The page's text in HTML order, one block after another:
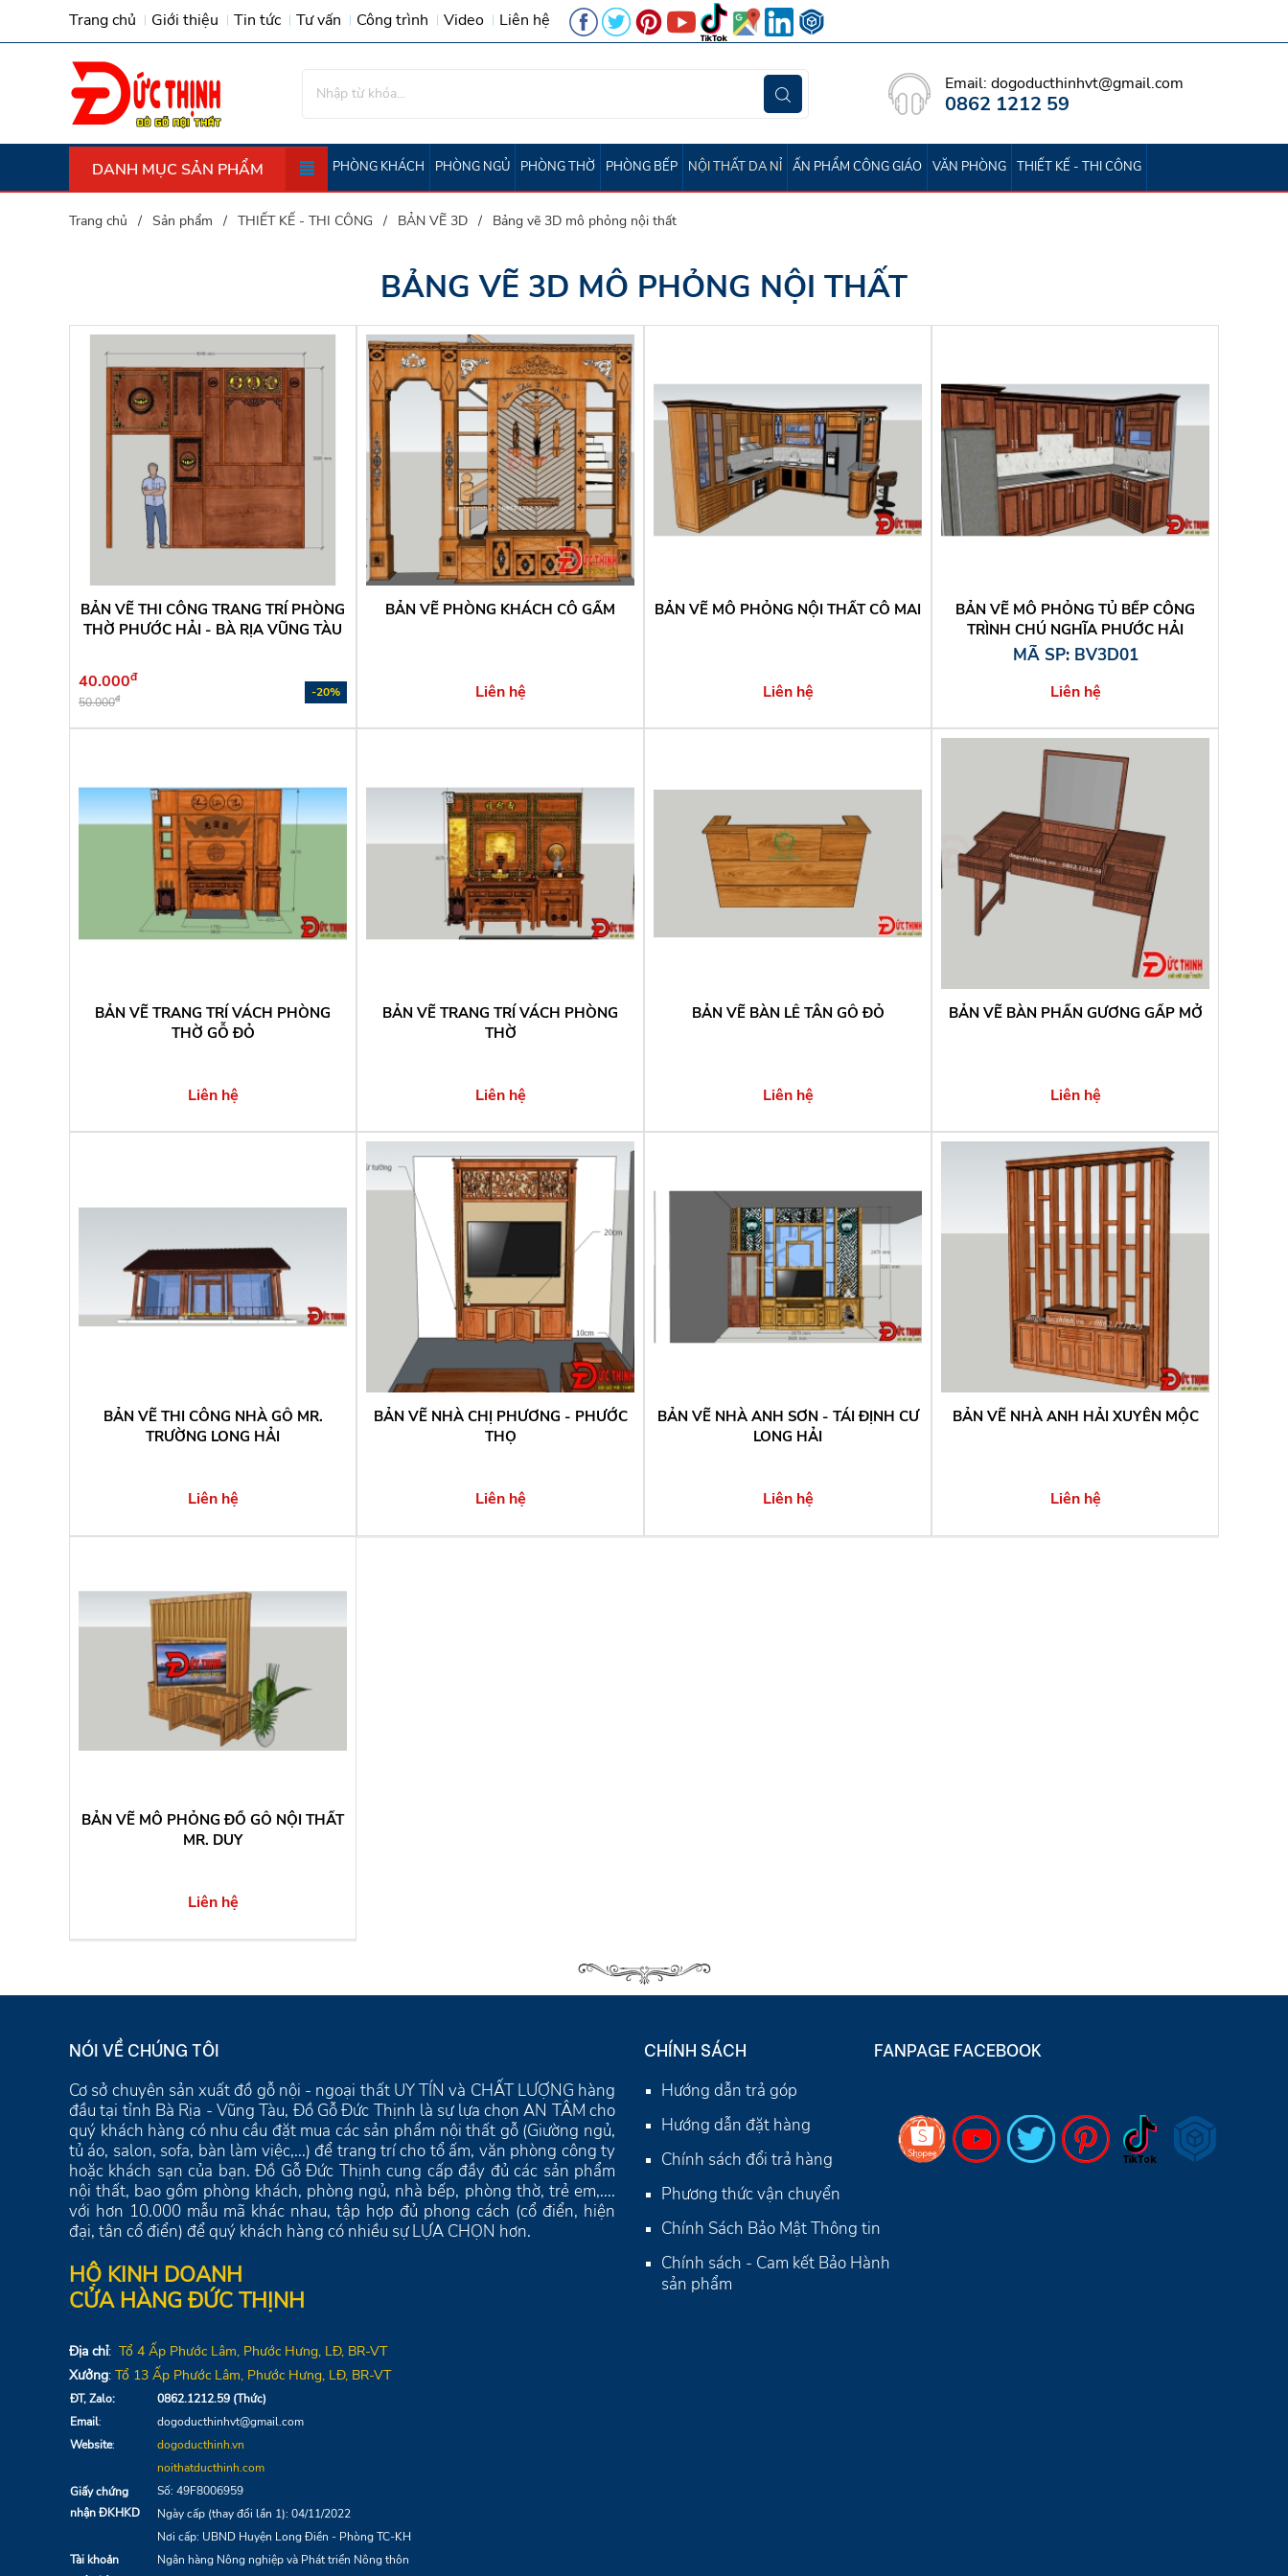
Trang chủ Giới thiệu Tin tức Tư vấn Công trình Video Liên hệ
Email: dogoducthinhvt@gmail.com
0862 1212 59
DANH MỤC SẢN PHẨM PHÒNG KHÁCH PHÒNG NGỦ PHÒNG THỜ PHÒNG BẾP NỘI THẤT DA NỈ ẤN PHẨM CÔNG GIÁO VĂN PHÒNG THIẾT KẾ - THI CÔNG
Trang chủ Sản phẩm THIẾT KẾ - THI CÔNG BẢN VẼ 3D Bảng vẽ 3D mô phỏng nội thất
BẢNG VẼ 3D MÔ PHỎNG NỘI THẤT
BẢN VẼ THI CÔNG TRANG TRÍ PHÒNG
THỜ PHƯỚC HẢI - BÀ RỊA VŨNG TÀU
40.000đ
50.000đ -20%
BẢN VẼ PHÒNG KHÁCH CÔ GẤM
Liên hệ
BẢN VẼ MÔ PHỎNG NỘI THẤT CÔ MAI
Liên hệ
BẢN VẼ MÔ PHỎNG TỦ BẾP CÔNG
TRÌNH CHÚ NGHĨA PHƯỚC HẢI
MÃ SP: BV3D01
Liên hệ
BẢN VẼ TRANG TRÍ VÁCH PHÒNG
THỜ GỖ ĐỎ
Liên hệ
BẢN VẼ TRANG TRÍ VÁCH PHÒNG
THỜ
Liên hệ
BẢN VẼ BÀN LỄ TÂN GỖ ĐỎ
Liên hệ
BẢN VẼ BÀN PHẤN GƯƠNG GẤP MỞ
Liên hệ
BẢN VẼ THI CÔNG NHÀ GỖ MR.
TRƯỜNG LONG HẢI
Liên hệ
BẢN VẼ NHÀ CHỊ PHƯƠNG - PHƯỚC
THỌ
Liên hệ
BẢN VẼ NHÀ ANH SƠN - TÁI ĐỊNH CƯ
LONG HẢI
Liên hệ
BẢN VẼ NHÀ ANH HẢI XUYÊN MỘC
Liên hệ
BẢN VẼ MÔ PHỎNG ĐỒ GỖ NỘI THẤT
MR. DUY
Liên hệ
NÓI VỀ CHÚNG TÔI
Cơ sở chuyên sản xuất đồ gỗ nội - ngoại thất UY TÍN và CHẤT LƯỢNG hàng
đầu tại tỉnh Bà Rịa - Vũng Tàu, Đồ Gỗ Đức Thịnh là sự lựa chọn AN TÂM cho
quý khách hàng có nhu cầu đặt mua các sản phẩm nội thất gỗ (Giường ngủ,
tủ áo, salon, sofa, bàn làm việc,...) để trang trí cho tổ ấm, văn phòng công ty
hoặc khách sạn của bạn. Đồ Gỗ Đức Thịnh cung cấp đầy đủ các sản phẩm
nội thất, bao gồm phòng khách, phòng ngủ, nhà bếp, phòng thờ, trẻ em,....
với hơn 10.000 mẫu mã khác nhau, tập hợp đủ phong cách (cổ điển, hiện
đại, tân cổ điển) để quý khách hàng có nhiều sự LỰA CHỌN hơn.
HỘ KINH DOANH
CỬA HÀNG ĐỨC THỊNH
Địa chỉ: Tổ 4 Ấp Phước Lâm, Phước Hưng, LĐ, BR-VT
Xưởng: Tổ 13 Ấp Phước Lâm, Phước Hưng, LĐ, BR-VT
ĐT, Zalo:
0862.1212.59 (Thức)
Email:
dogoducthinhvt@gmail.com
Website:
dogoducthinh.vn
noithatducthinh.com
Giấy chứng
nhận ĐKHKD
Số: 49F8006959
Ngày cấp (thay đổi lần 1): 04/11/2022
Nơi cấp: UBND Huyện Long Điền - Phòng TC-KH
Tài khoản
Ngân hàng Nông nghiệp và Phát triển Nông thôn
CHÍNH SÁCH
Hướng dẫn trả góp
Hướng dẫn đặt hàng
Chính sách đổi trả hàng
Phương thức vận chuyển
Chính Sách Bảo Mật Thông tin
Chính sách - Cam kết Bảo Hành
sản phẩm
FANPAGE FACEBOOK